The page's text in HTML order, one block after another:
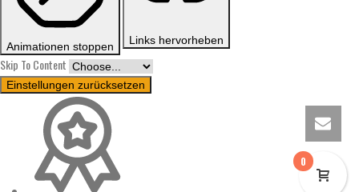
0
Animationen stoppen Links hervorheben
Skip To Content
Einstellungen zurücksetzen